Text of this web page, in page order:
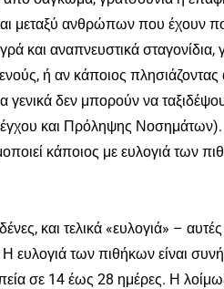
μεταξύ ανθρώπων που έχουν
και αναπνευστικά σταγονίδια,
ή αν κάποιος πλησιάζοντας
γενικά δεν μπορούν να
και Πρόληψης Νοσημάτων).
κάποιος με ευλογιά των
και τελικά «ευλογιά» – αυτές
ευλογιά των πιθήκων είναι
σε 14 έως 28 ημέρες. Η